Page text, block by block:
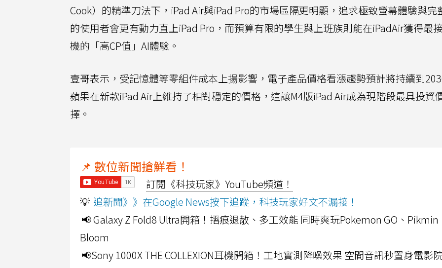
Cook）的精準刀法下，iPad Air與iPad Pro的市場區隔更明顯，追求極致螢幕體驗與完
的使用者會更有動力直上iPad Pro，而預算有限的學生與上班族則能在iPadAir獲得最
機的「高CP值」AI體驗。
壹哥表示，受記憶體等零組件成本上揚影響，電子產品價格看漲趨勢預計將持續到
蘋果在新款iPad Air上維持了相對穩定的價格，這讓M4版iPad Air成為現階段最具投資
擇。
📌 數位新聞搶鮮看！
訂閱《科技玩家》YouTube頻道！
💡 追新聞》》在Google News按下追蹤，科技玩家好文不漏接！
📢 Galaxy Z Fold8 Ultra開箱！摺痕退散、多工效能 同時爽玩Pokemon GO、Pikmin
Bloom
📢Sony 1000X THE COLLEXION耳機開箱！工地實測降噪效果 空間音訊秒置身電影